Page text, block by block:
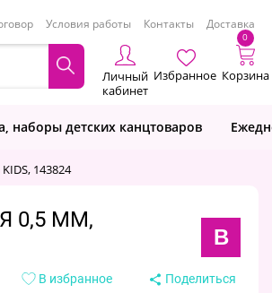
Условия работы Контакты Доставка
Личный
кабинет
Избранное
0
Корзина
наборы детских канцтоваров
143824
0,5 ММ,
B
В избранное Поделиться